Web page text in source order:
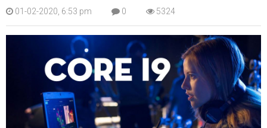
01-02-2020, 6:53 pm 0 5324